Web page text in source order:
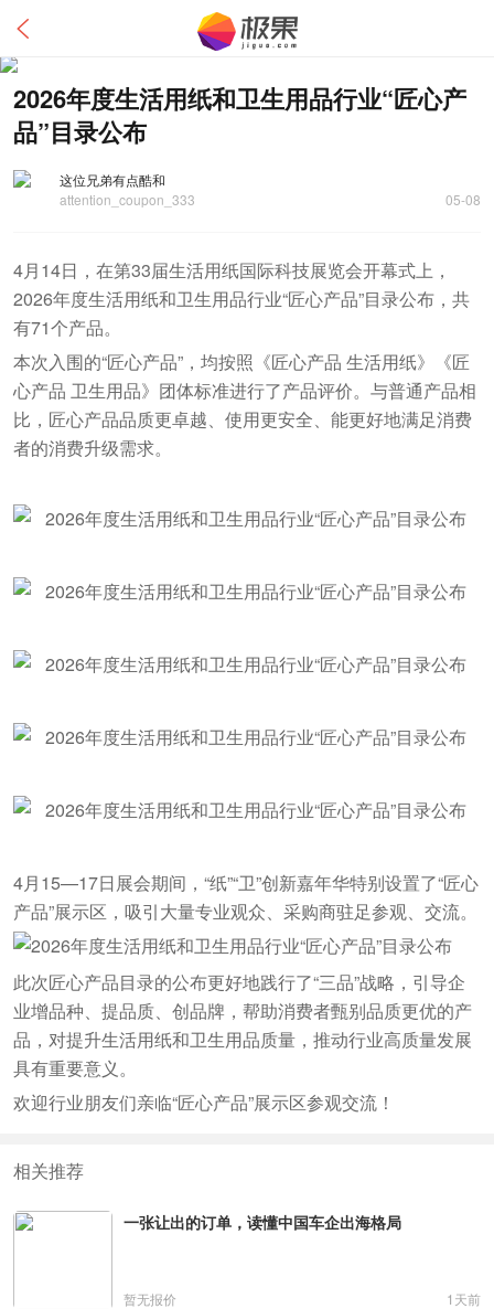
2026年度生活用纸和卫生用品行业“匠心产
品”目录公布
这位兄弟有点酷和
attention_coupon_333
05-08
4月14日，在第33届生活用纸国际科技展览会开幕式上，
2026年度生活用纸和卫生用品行业“匠心产品”目录公布，共
有71个产品。
本次入围的“匠心产品”，均按照《匠心产品 生活用纸》《匠
心产品 卫生用品》团体标准进行了产品评价。与普通产品相
比，匠心产品品质更卓越、使用更安全、能更好地满足消费
者的消费升级需求。
4月15—17日展会期间，“纸”“卫”创新嘉年华特别设置了“匠心
产品”展示区，吸引大量专业观众、采购商驻足参观、交流。
此次匠心产品目录的公布更好地践行了“三品”战略，引导企
业增品种、提品质、创品牌，帮助消费者甄别品质更优的产
品，对提升生活用纸和卫生用品质量，推动行业高质量发展
具有重要意义。
欢迎行业朋友们亲临“匠心产品”展示区参观交流！
相关推荐
一张让出的订单，读懂中国车企出海格局
暂无报价 1天前